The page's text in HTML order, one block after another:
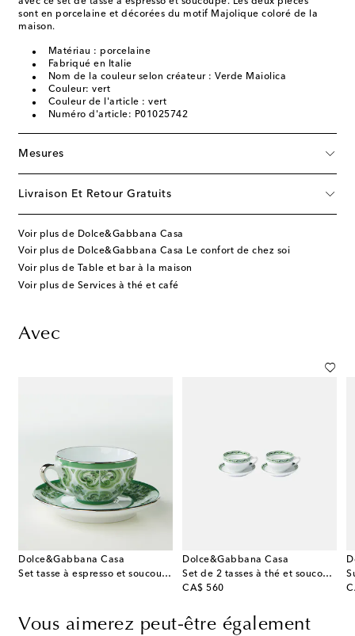
sont en porcelaine et décorées du motif Majolique coloré de la
maison.
Matériau : porcelaine
Fabriqué en Italie
Nom de la couleur selon créateur : Verde Maiolica
Couleur: vert
Couleur de l'article : vert
Numéro d'article: P01025742
Mesures
Livraison Et Retour Gratuits
Voir plus de Dolce&Gabbana Casa
Voir plus de Dolce&Gabbana Casa Le confort de chez soi
Voir plus de Table et bar à la maison
Voir plus de Services à thé et café
Avec
Dolce&Gabbana Casa
Set tasse à espresso et soucoupe Majolica
Dolce&Gabbana Casa
Set de 2 tasses à thé et soucoupes Majolica
CA$ 560
original price
Vous aimerez peut-être également